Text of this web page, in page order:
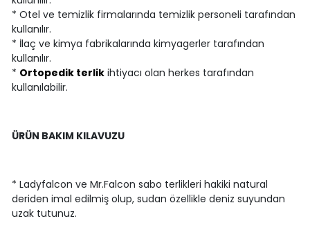
* Otel ve temizlik firmalarında temizlik personeli tarafından
kullanılır.
* İlaç ve kimya fabrikalarında kimyagerler tarafından
kullanılır.
* Ortopedik terlikihtiyacı olan herkes tarafından
kullanılabilir.
ÜRÜN BAKIM KILAVUZU
* Ladyfalcon ve Mr.Falcon sabo terlikleri hakiki natural
deriden imal edilmiş olup, sudan özellikle deniz suyundan
uzak tutunuz.